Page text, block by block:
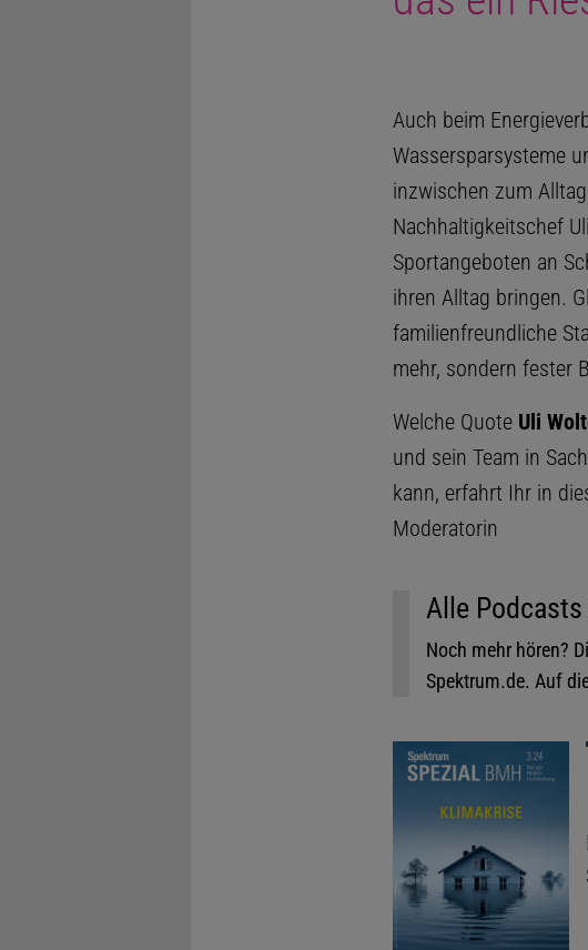
Auch beim
Wassersparsysteme
inzwischen zum
Nachhaltigkeitschef
Sportangeboten an
ihren Alltag bringen.
familienfreundliche
mehr, sondern fester
Welche Quote Uli
und sein Team in
kann, erfahrt Ihr in
Moderatorin
Alle
Noch mehr hören?
Spektrum.de. Auf